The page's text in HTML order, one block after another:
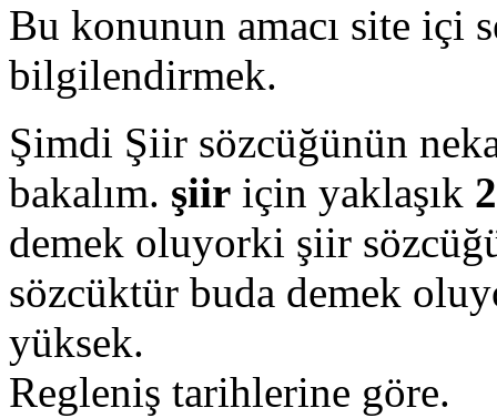
Bu konunun amacı site içi
bilgilendirmek.
Şimdi Şiir sözcüğünün
bakalım. şiir için yaklaşık
demek oluyorki şiir
sözcüktür buda demek
yüksek.
Regleniş tarihlerine göre.